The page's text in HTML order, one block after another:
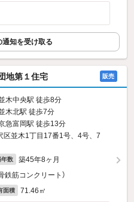
知を受け取る
地第１住宅 販売
木中央駅 徒歩8分
木北駅 徒歩7分
急富岡駅 徒歩13分
区並木1丁目17番1号、4号、7
年数 築45年8ヶ月
鉄筋コンクリート）
面積 71.46㎡